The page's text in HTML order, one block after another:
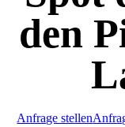
den
Anfrage stellen